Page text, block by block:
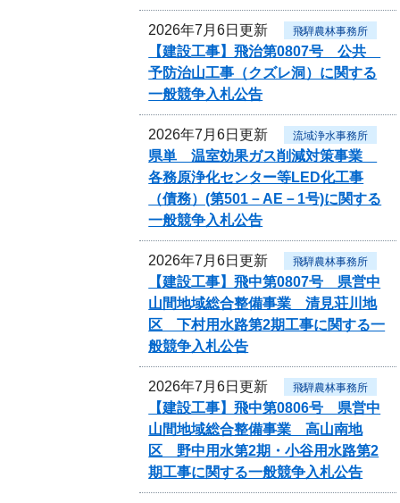
2026年7月6日更新 飛騨農林事務所
【建設工事】飛治第0807号 公共
予防治山工事（クズレ洞）に関する
一般競争入札公告
2026年7月6日更新 流域浄水事務所
県単 温室効果ガス削減対策事業
各務原浄化センター等LED化工事
（債務）(第501－AE－1号)に関する
一般競争入札公告
2026年7月6日更新 飛騨農林事務所
【建設工事】飛中第0807号 県営中
山間地域総合整備事業 清見荘川地
区 下村用水路第2期工事に関する一
般競争入札公告
2026年7月6日更新 飛騨農林事務所
【建設工事】飛中第0806号 県営中
山間地域総合整備事業 高山南地
区 野中用水第2期・小谷用水路第2
期工事に関する一般競争入札公告